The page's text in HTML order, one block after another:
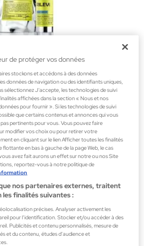
de protéger vos données
stockons et accédons à des données
données de navigation ou des identifiants uniques,
sélectionnez J'accepte, les technologies de suivi
affichées dans la section « Nous et nos
pour fournir ». Si les technologies de suivi
que certains contenus et annonces qui vous
pertinents pour vous. Vous pouvez faire
modifier vos choix ou pour retirer votre
en cliquant sur le lien Afficher toutes les finalités
flottante en bas à gauche de la page Web, le cas
avez fait aurons un effet sur notre ou nos Site
reportez-vous à notre politique de
nos partenaires externes, traitent
les finalités suivantes :
précises. Analyser activement les
pour l’identification. Stocker et/ou accéder à des
Publicités et contenu personnalisés, mesure de
et du contenu, études d’audience et